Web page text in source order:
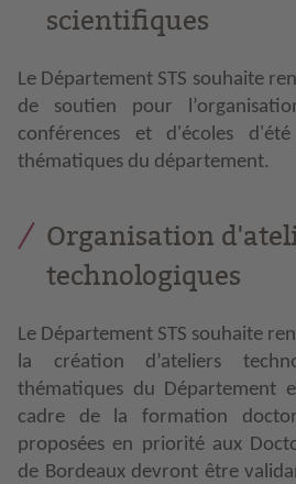
scientifiques
Le Département STS souhaite
de soutien pour
conférences et d'écoles
thématiques du département.
Organisation
technologiques
Le Département STS souhaite
la création d’ateliers
thématiques du Département
cadre de la formation
proposées en priorité aux
de Bordeaux devront être